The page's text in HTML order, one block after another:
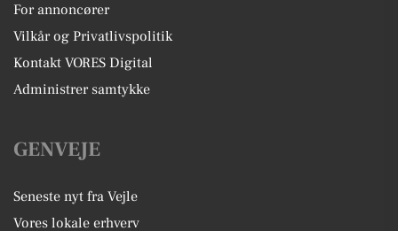
For annoncører
Vilkår og Privatlivspolitik
Kontakt VORES Digital
Administrer samtykke
GENVEJE
Seneste nyt fra Vejle
Vores lokale erhverv